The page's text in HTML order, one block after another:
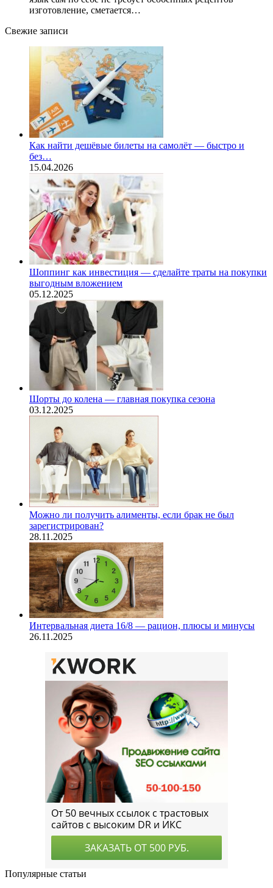
изготовление, сметается…
Свежие записи
Как найти дешёвые билеты на самолёт — быстро и
без…
15.04.2026
Шоппинг как инвестиция — сделайте траты на покупки
выгодным вложением
05.12.2025
Шорты до колена — главная покупка сезона
03.12.2025
Можно ли получить алименты, если брак не был
зарегистрирован?
28.11.2025
Интервальная диета 16/8 — рацион, плюсы и минусы
26.11.2025
Популярные статьи